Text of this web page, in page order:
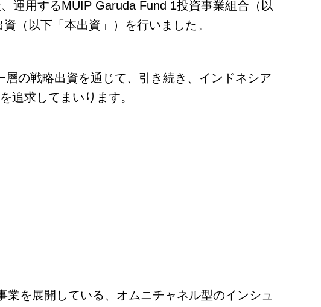
運用するMUIP Garuda Fund 1投資事業組合（以
（以下「本出資」）を行いました。
の戦略出資を通じて、引き続き、インドネシア
追求してまいります。
を展開している、オムニチャネル型のインシュ